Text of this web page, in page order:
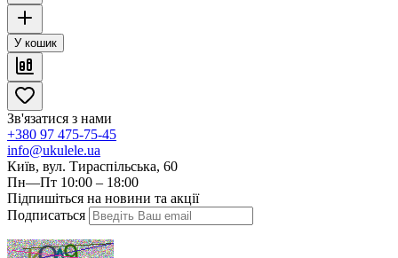
У кошик
Зв'язатися з нами
+380 97 475-75-45
info@ukulele.ua
Київ, вул. Тираспільська, 60
Пн—Пт 10:00 – 18:00
Підпишіться на новини та акції
Подписаться